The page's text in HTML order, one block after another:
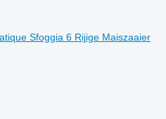
Sfoggia 6 Rijige Maiszaaier